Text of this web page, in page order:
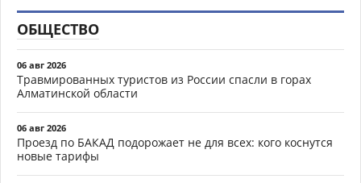
ОБЩЕСТВО
06 авг 2026
Травмированных туристов из России спасли в горах
Алматинской области
06 авг 2026
Проезд по БАКАД подорожает не для всех: кого коснутся
новые тарифы